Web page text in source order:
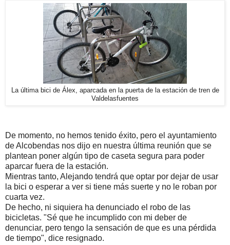
La última bici de Álex, aparcada en la puerta de la estación de tren de
Valdelasfuentes
De momento, no hemos tenido éxito, pero el ayuntamiento
de Alcobendas nos dijo en nuestra última reunión que se
plantean poner algún tipo de caseta segura para poder
aparcar fuera de la estación.
Mientras tanto, Alejando tendrá que optar por dejar de usar
la bici o esperar a ver si tiene más suerte y no le roban por
cuarta vez.
De hecho, ni siquiera ha denunciado el robo de las
bicicletas. "Sé que he incumplido con mi deber de
denunciar, pero tengo la sensación de que es una pérdida
de tiempo", dice resignado.